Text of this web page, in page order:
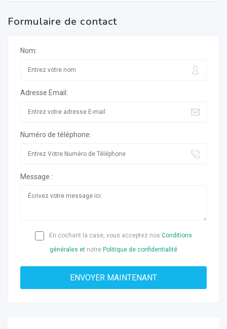
Formulaire de contact
Nom:
Adresse Email:
Numéro de téléphone:
Message :
En cochant la case, vous acceptez nos Conditions
générales et notre Politique de confidentialité